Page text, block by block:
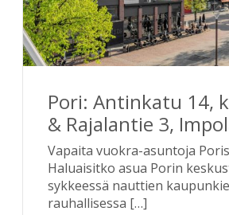
Pori: Antinkatu 14,
& Rajalantie 3,
Vapaita vuokra-asuntoja
Haluaisitko asua Porin
sykkeessä nauttien
rauhallisessa […]